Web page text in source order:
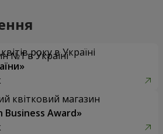
року в Україні
квітковий магазин
Business Award»